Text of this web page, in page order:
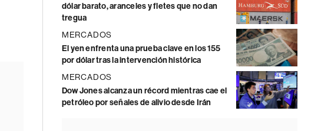
dólar barato, aranceles y fletes que no dan
tregua
MERCADOS
El yen enfrenta una prueba clave en los 155
por dólar tras la intervención histórica
MERCADOS
Dow Jones alcanza un récord mientras cae el
petróleo por señales de alivio desde Irán